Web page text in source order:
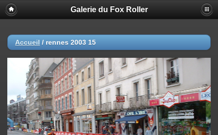
Galerie du Fox Roller
Accueil / rennes 2003 15